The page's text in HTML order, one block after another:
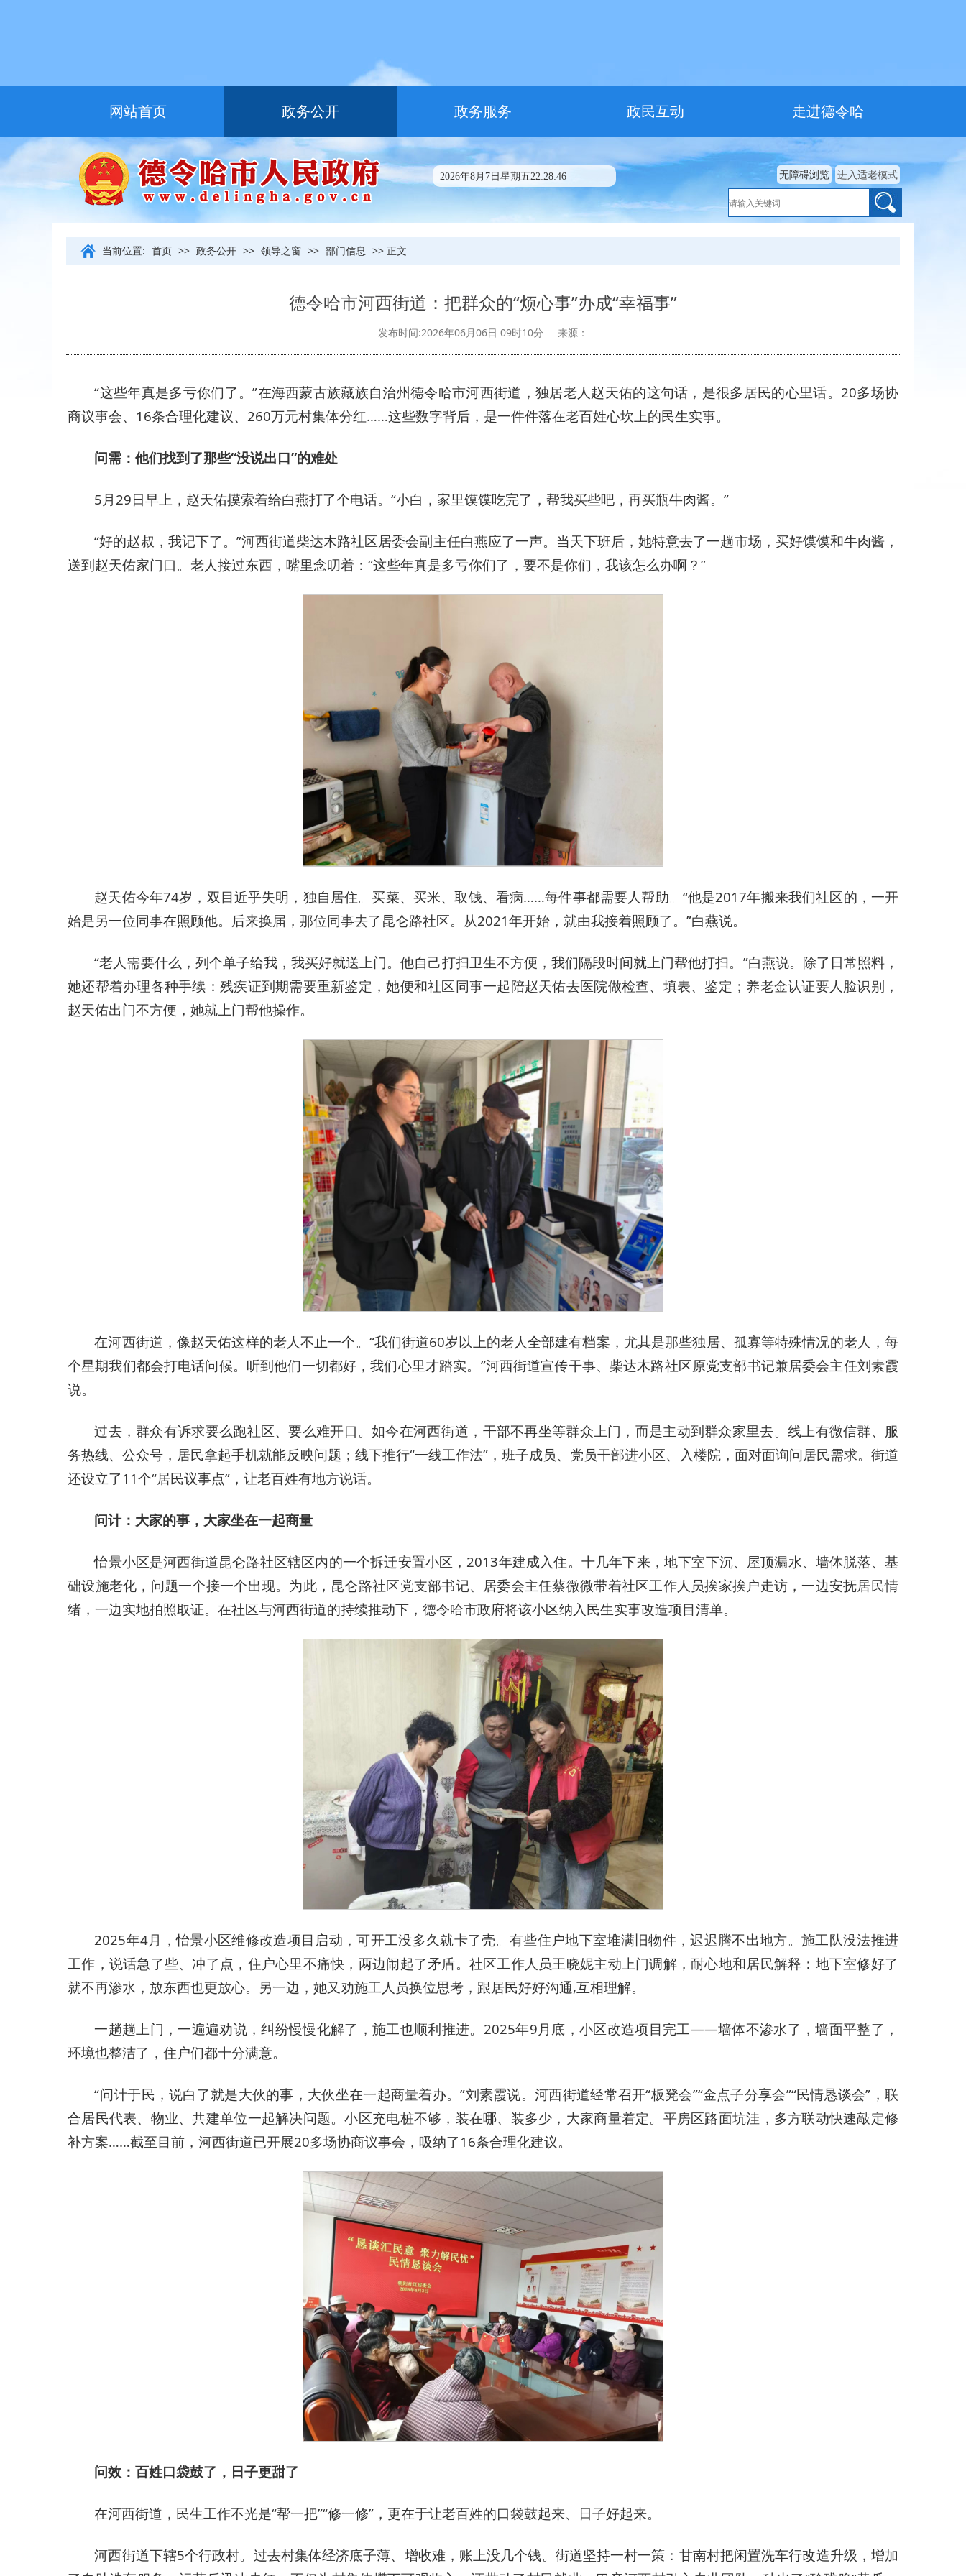
网站首页 政务公开 政务服务 政民互动 走进德令哈
友情链接
2026年8月7日星期五22:28:47 进入适老模式
无障碍浏览
当前位置: 首页 >> 政务公开 >> 领导之窗 >> 部门信息 >> 正文
德令哈市河西街道：把群众的“烦心事”办成“幸福事”
发布时间:2026年06月06日 09时10分 来源：
“这些年真是多亏你们了。”在海西蒙古族藏族自治州德令哈市河西街道，独居老人赵天佑的这句话，是很多居民的心里话。20多场协
商议事会、16条合理化建议、260万元村集体分红……这些数字背后，是一件件落在老百姓心坎上的民生实事。
问需：他们找到了那些“没说出口”的难处
5月29日早上，赵天佑摸索着给白燕打了个电话。“小白，家里馍馍吃完了，帮我买些吧，再买瓶牛肉酱。”
“好的赵叔，我记下了。”河西街道柴达木路社区居委会副主任白燕应了一声。当天下班后，她特意去了一趟市场，买好馍馍和牛肉酱，
送到赵天佑家门口。老人接过东西，嘴里念叨着：“这些年真是多亏你们了，要不是你们，我该怎么办啊？”
赵天佑今年74岁，双目近乎失明，独自居住。买菜、买米、取钱、看病……每件事都需要人帮助。“他是2017年搬来我们社区的，一开
始是另一位同事在照顾他。后来换届，那位同事去了昆仑路社区。从2021年开始，就由我接着照顾了。”白燕说。
“老人需要什么，列个单子给我，我买好就送上门。他自己打扫卫生不方便，我们隔段时间就上门帮他打扫。”白燕说。除了日常照料，
她还帮着办理各种手续：残疾证到期需要重新鉴定，她便和社区同事一起陪赵天佑去医院做检查、填表、鉴定；养老金认证要人脸识别，
赵天佑出门不方便，她就上门帮他操作。
在河西街道，像赵天佑这样的老人不止一个。“我们街道60岁以上的老人全部建有档案，尤其是那些独居、孤寡等特殊情况的老人，每
个星期我们都会打电话问候。听到他们一切都好，我们心里才踏实。”河西街道宣传干事、柴达木路社区原党支部书记兼居委会主任刘素霞
说。
过去，群众有诉求要么跑社区、要么难开口。如今在河西街道，干部不再坐等群众上门，而是主动到群众家里去。线上有微信群、服
务热线、公众号，居民拿起手机就能反映问题；线下推行“一线工作法”，班子成员、党员干部进小区、入楼院，面对面询问居民需求。街道
还设立了11个“居民议事点”，让老百姓有地方说话。
问计：大家的事，大家坐在一起商量
怡景小区是河西街道昆仑路社区辖区内的一个拆迁安置小区，2013年建成入住。十几年下来，地下室下沉、屋顶漏水、墙体脱落、基
础设施老化，问题一个接一个出现。为此，昆仑路社区党支部书记、居委会主任蔡微微带着社区工作人员挨家挨户走访，一边安抚居民情
绪，一边实地拍照取证。在社区与河西街道的持续推动下，德令哈市政府将该小区纳入民生实事改造项目清单。
2025年4月，怡景小区维修改造项目启动，可开工没多久就卡了壳。有些住户地下室堆满旧物件，迟迟腾不出地方。施工队没法推进
工作，说话急了些、冲了点，住户心里不痛快，两边闹起了矛盾。社区工作人员王晓妮主动上门调解，耐心地和居民解释：地下室修好了
就不再渗水，放东西也更放心。另一边，她又劝施工人员换位思考，跟居民好好沟通,互相理解。
一趟趟上门，一遍遍劝说，纠纷慢慢化解了，施工也顺利推进。2025年9月底，小区改造项目完工——墙体不渗水了，墙面平整了，
环境也整洁了，住户们都十分满意。
“问计于民，说白了就是大伙的事，大伙坐在一起商量着办。”刘素霞说。河西街道经常召开“板凳会”“金点子分享会”“民情恳谈会”，联
合居民代表、物业、共建单位一起解决问题。小区充电桩不够，装在哪、装多少，大家商量着定。平房区路面坑洼，多方联动快速敲定修
补方案……截至目前，河西街道已开展20多场协商议事会，吸纳了16条合理化建议。
问效：百姓口袋鼓了，日子更甜了
在河西街道，民生工作不光是“帮一把”“修一修”，更在于让老百姓的口袋鼓起来、日子好起来。
河西街道下辖5个行政村。过去村集体经济底子薄、增收难，账上没几个钱。街道坚持一村一策：甘南村把闲置洗车行改造升级，增加